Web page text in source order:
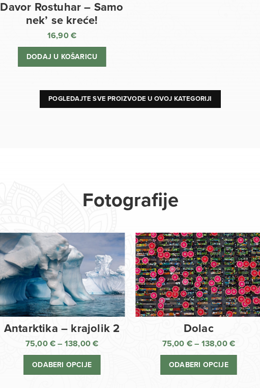
Davor Rostuhar – Samo
nek’ se kreće!
16,90€
DODAJ U KOŠARICU
POGLEDAJTE SVE PROIZVODE U OVOJ KATEGORIJI
Fotografije
Antarktika – krajolik 2
75,00 € – 138,00€
ODABERI OPCIJE
Dolac
75,00 € – 138,00 €
cijena:
ODABERI OPCIJE